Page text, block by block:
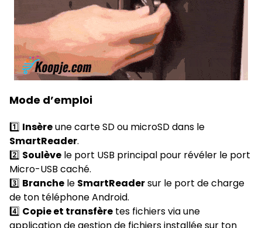
Mode d’emploi
1️⃣ Insèreune carte SD ou microSD dans le
SmartReader.
2️⃣ Soulève le port USB principal pour révéler le port
Micro-USB caché.
3️⃣ Branche le SmartReadersur le port de charge
de ton téléphone Android.
4️⃣ Copie et transfère tes fichiers via une